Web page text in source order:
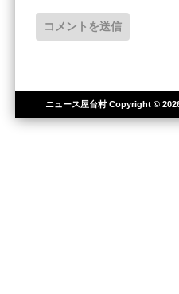
ニュース屋台村Copyright ©